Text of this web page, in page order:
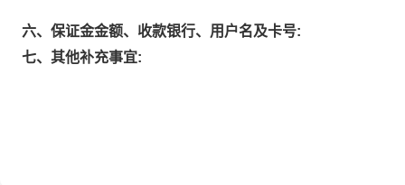
六、保证金金额、收款银行、用户名及卡号:
七、其他补充事宜: